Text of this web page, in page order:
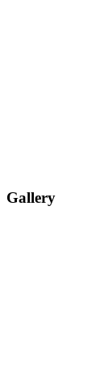
Gallery